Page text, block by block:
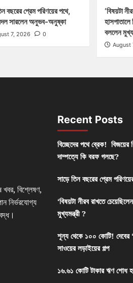
বছরের প্রেম পরিণয়ের পথে,
সারলেন অনুভব-অনুষ্কা
7, 2026 0
‘বিষয়টা
বললেন
August
খবর, বিশ্লেষণ,
নির্ভরযোগ্য
Recent Posts
বিচ্ছেদের পথে ব্রেক! বিজয়ের
দাম্পত্যে কি বরফ গলছে?
সাড়ে তিন বছরের প্রেম
‘বিষয়টা নীরব রাখতে
মুখ্যমন্ত্রী ?
শূন্য থেকে ১০০ কোটি! দেবের
সাওয়ের লড়াইয়ের গল্প
১৬.৬১ কোটি টাকার ঋণ শোধ